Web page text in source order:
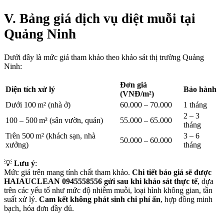
V. Bảng giá dịch vụ diệt muỗi tại
Quảng Ninh
Dưới đây là mức giá tham khảo theo khảo sát thị trường Quảng
Ninh:
Diện tích xử lý
Đơn giá
(VNĐ/m²)
Bảo hành
Dưới 100 m² (nhà ở)
60.000 – 70.000
1 tháng
100 – 500 m² (sân vườn, quán)
55.000 – 65.000
2 – 3
tháng
Trên 500 m² (khách sạn, nhà
xưởng)
50.000 – 60.000
3 – 6
tháng
💡 Lưu ý:
Mức giá trên mang tính chất tham khảo. Chi tiết báo giá sẽ được
HAIAUCLEAN 0945558556 gửi sau khi khảo sát thực tế, dựa
trên các yếu tố như mức độ nhiễm muỗi, loại hình không gian, tần
suất xử lý. Cam kết không phát sinh chi phí ẩn, hợp đồng minh
bạch, hóa đơn đầy đủ.